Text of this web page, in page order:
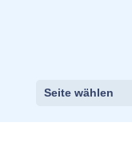
Seite wählen